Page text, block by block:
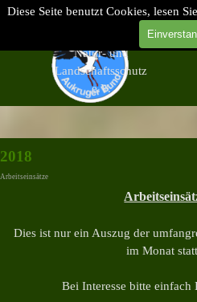
Diese Seite benutzt Cookies, lesen
Naturpark Aukrug, Naturschutz,
Landschaftsschutz,
Aukruger Bund für
Natur- und
Landschaftsschutz
e.V.
2018
Arbeitseinsätze
Dies ist nur ein Auszug der
im Monat
Bei Interesse bitte einfach